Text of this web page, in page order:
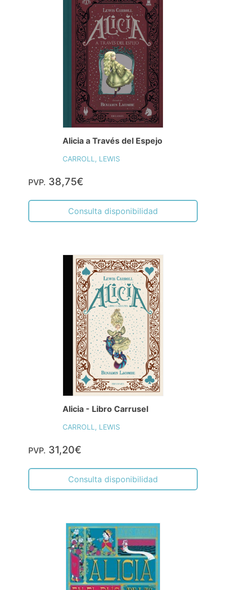
Alicia a Través del Espejo
CARROLL, LEWIS
PVP. 38,75€
Consulta disponibilidad
Alicia - Libro Carrusel
CARROLL, LEWIS
PVP. 31,20€
Consulta disponibilidad